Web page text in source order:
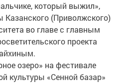
который выжил»,
Казанского (Приволжского)
во главе с главным
проекта
озеро» на фестивале
культуры «Сенной базар»